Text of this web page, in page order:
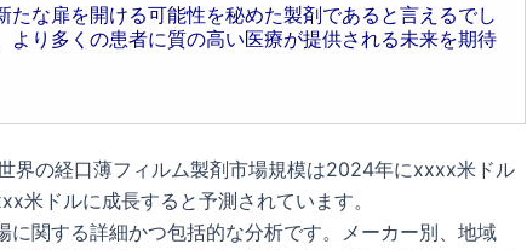
な扉を開ける可能性を秘めた製剤であると言えるでし
より多くの患者に質の高い医療が提供される未来を期待
界の経口薄フィルム製剤市場規模は2024年にxxxx米ドル
米ドルに成長すると予測されています。
関する詳細かつ包括的な分析です。メーカー別、地域